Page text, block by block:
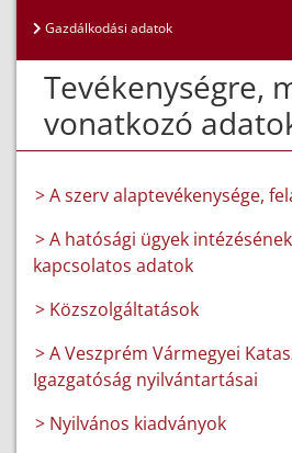
Gazdálkodási adatok
Tevékenységre,
vonatkozó
> A szerv alaptevékenysége,
> A hatósági ügyek
kapcsolatos adatok
> Közszolgáltatások
> A Veszprém Vármegyei
Igazgatóság nyilvántartásai
> Nyilvános kiadványok